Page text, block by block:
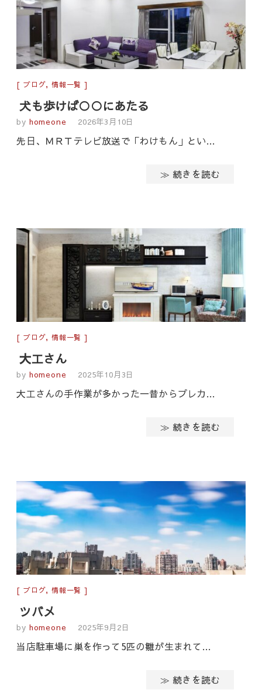
ブログ,情報一覧
犬も歩けば○○にあたる
by homeone 2026年3月10日
先日、ＭＲＴテレビ放送で「わけもん」とい…
≫ 続きを読む
ブログ,情報一覧
大工さん
by homeone 2025年10月3日
大工さんの手作業が多かった一昔からプレカ…
≫ 続きを読む
ブログ,情報一覧
ツバメ
by homeone 2025年9月2日
当店駐車場に巣を作って5匹の雛が生まれて…
≫ 続きを読む